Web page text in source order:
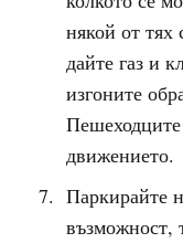
някой от тях
дайте газ и
изгоните
движението.
Паркирайте
възможност,